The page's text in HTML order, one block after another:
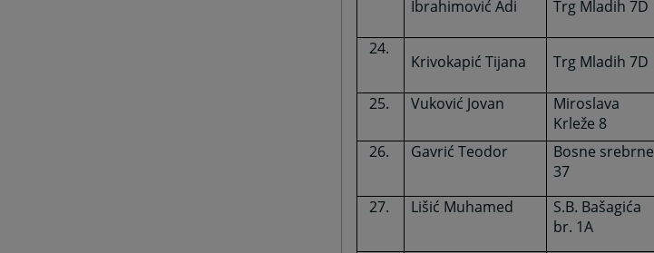
Ibrahimović Adi Trg Mladih 7D
Krivokapić Tijana Trg Mladih 7D
Vuković Jovan
Miroslava
Krleže 8
Gavrić Teodor
Bosne srebrne
37
Lišić Muhamed
S.B. Bašagića
br. 1A